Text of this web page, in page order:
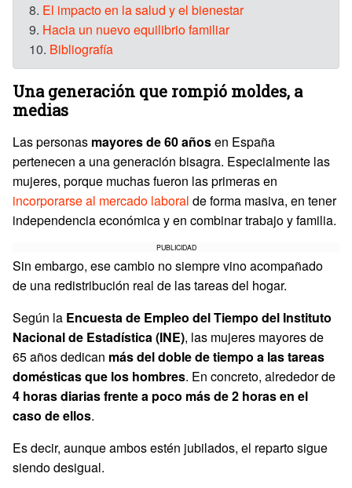
8. El impacto en la salud y el bienestar
9. Hacia un nuevo equilibrio familiar
10. Bibliografía
Una generación que rompió moldes, a
medias
Las personas mayores de 60 añosen España
pertenecen a una generación bisagra. Especialmente las
mujeres, porque muchas fueron las primeras en
incorporarse al mercado laboral de forma masiva, en tener
independencia económica y en combinar trabajo y familia.
PUBLICIDAD
Sin embargo, ese cambio no siempre vino acompañado
de una redistribución real de las tareas del hogar.
Según la Encuesta de Empleo del Tiempo del Instituto
Nacional de Estadística (INE), las mujeres mayores de
65 años dedican más del doble de tiempo a las tareas
domésticas que los hombres. En concreto, alrededor de
4 horas diarias frente a poco más de 2 horas en el
caso de ellos.
Es decir, aunque ambos estén jubilados, el reparto sigue
siendo desigual.